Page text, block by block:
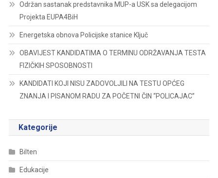
Održan sastanak predstavnika MUP-a USK sa delegacijom
Projekta EUPA4BiH
Energetska obnova Policijske stanice Ključ
OBAVIJEST KANDIDATIMA O TERMINU ODRŽAVANJA TESTA
FIZIČKIH SPOSOBNOSTI
KANDIDATI KOJI NISU ZADOVOLJILI NA TESTU OPĆEG
ZNANJA I PISANOM RADU ZA POČETNI ČIN “POLICAJAC”
Kategorije
Bilten
Edukacije